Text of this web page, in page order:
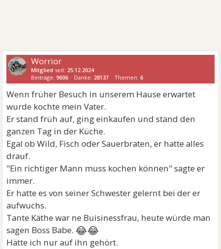
Worrior
Mitglied seit: 25.12.2024
Beiträge:9606 Danke: 28137 Themen:6
Wenn früher Besuch in unserem Hause erwartet
wurde kochte mein Vater.
Er stand früh auf, ging einkaufen und stand den
ganzen Tag in der Küche.
Egal ob Wild, Fisch oder Sauerbraten, er hatte alles
drauf.
"Ein richtiger Mann muss kochen können" sagte er
immer.
Er hatte es von seiner Schwester gelernt bei der er
aufwuchs.
Tante Käthe war ne Buisinessfrau, heute würde man
sagen Boss Babe. 😂😂
Hätte ich nur auf ihn gehört.